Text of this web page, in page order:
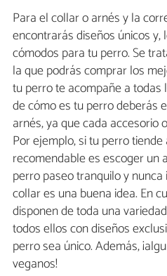
Para el collar o arnés y la
encontrarás diseños únicos
cómodos para tu perro. Se
la que podrás comprar los
tu perro te acompañe a todas
de cómo es tu perro deberás
arnés, ya que cada accesorio
Por ejemplo, si tu perro
recomendable es escoger un
perro paseo tranquilo y
collar es una buena idea. En
disponen de toda una
todos ellos con diseños
perro sea único. Además,
veganos!